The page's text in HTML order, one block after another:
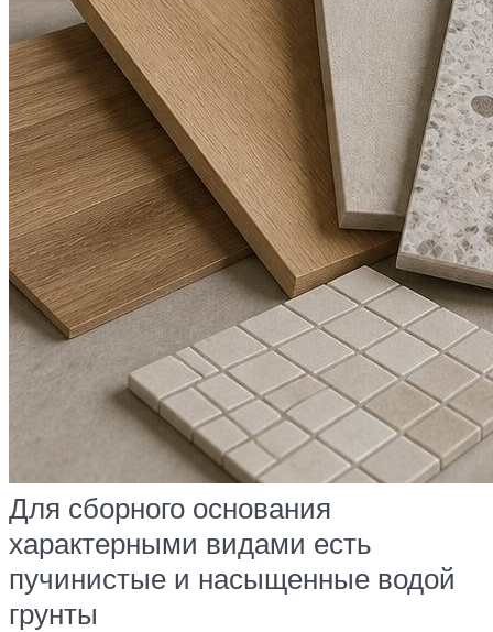
Для сборного основания
характерными видами есть
пучинистые и насыщенные водой
грунты